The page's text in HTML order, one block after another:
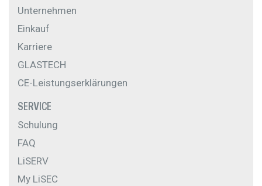
Unternehmen
Einkauf
Karriere
GLASTECH
CE-Leistungserklärungen
SERVICE
Schulung
FAQ
LiSERV
My LiSEC